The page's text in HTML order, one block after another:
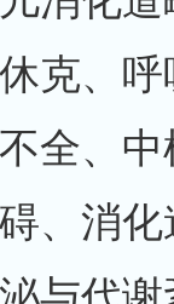
克、
全、
、消